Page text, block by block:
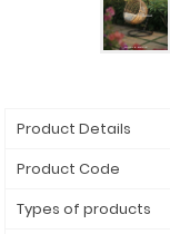
Product Details
Product Code
Types of products